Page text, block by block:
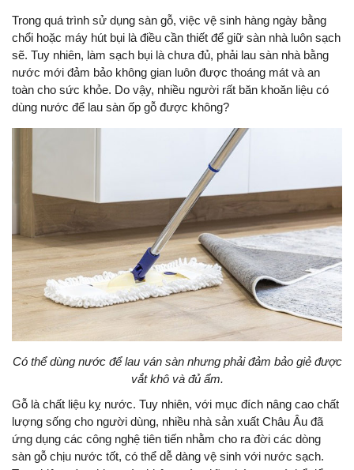
Trong quá trình sử dụng sàn gỗ, việc vệ sinh hàng ngày bằng
chổi hoặc máy hút bụi là điều cần thiết để giữ sàn nhà luôn sạch
sẽ. Tuy nhiên, làm sạch bụi là chưa đủ, phải lau sàn nhà bằng
nước mới đảm bảo không gian luôn được thoáng mát và an
toàn cho sức khỏe. Do vậy, nhiều người rất băn khoăn liệu có
dùng nước để lau sàn ốp gỗ được không?
Có thể dùng nước để lau ván sàn nhưng phải đảm bảo giẻ được
vắt khô và đủ ẩm.
Gỗ là chất liệu kỵ nước. Tuy nhiên, với mục đích nâng cao chất
lượng sống cho người dùng, nhiều nhà sản xuất Châu Âu đã
ứng dụng các công nghệ tiên tiến nhằm cho ra đời các dòng
sàn gỗ chịu nước tốt, có thể dễ dàng vệ sinh với nước sạch.